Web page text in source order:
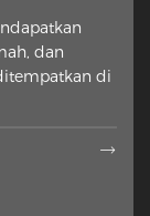
dan
di
